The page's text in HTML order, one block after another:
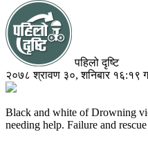
पहिलो दृष्टि
२०७८ श्रावण ३०, शनिबार १६:१९
Black and white of Drowning
needing help. Failure and